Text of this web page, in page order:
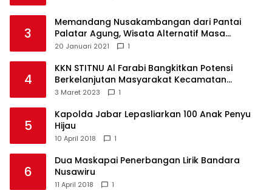
3
Memandang Nusakambangan dari Pantai
Palatar Agung, Wisata Alternatif Masa
Pandemi
20 Januari 2021 1
4
KKN STITNU Al Farabi Bangkitkan Potensi
Berkelanjutan Masyarakat Kecamatan
Langkaplancar
3 Maret 2023 1
5
Kapolda Jabar Lepasliarkan 100 Anak Penyu
Hijau
10 April 2018 1
6
Dua Maskapai Penerbangan Lirik Bandara
Nusawiru
11 April 2018 1